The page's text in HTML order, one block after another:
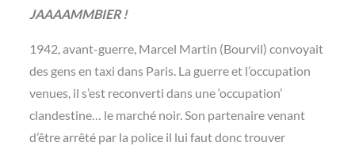
JAAAAMMBIER !
1942, avant-guerre, Marcel Martin (Bourvil) convoyait
des gens en taxi dans Paris. La guerre et l’occupation
venues, il s’est reconverti dans une ‘occupation’
clandestine… le marché noir. Son partenaire venant
d’être arrêté par la police il lui faut donc trouver